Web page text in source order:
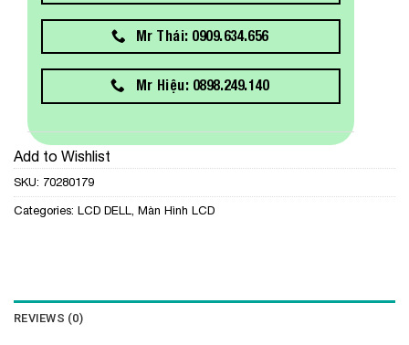
Mr Thái: 0909.634.656
Mr Hiệu: 0898.249.140
Add to Wishlist
SKU: 70280179
Categories: LCD DELL, Màn Hình LCD
REVIEWS (0)